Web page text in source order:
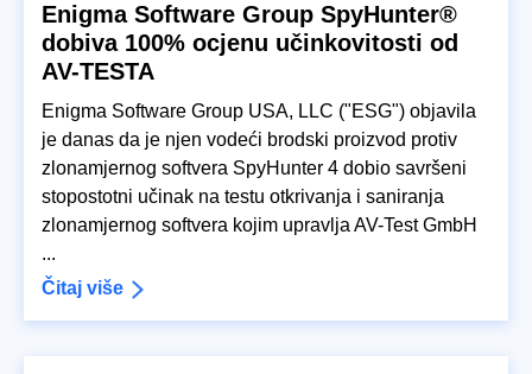
Enigma Software Group SpyHunter®
dobiva 100% ocjenu učinkovitosti od
AV-TESTA
Enigma Software Group USA, LLC ("ESG") objavila
je danas da je njen vodeći brodski proizvod protiv
zlonamjernog softvera SpyHunter 4 dobio savršeni
stopostotni učinak na testu otkrivanja i saniranja
zlonamjernog softvera kojim upravlja AV-Test GmbH
...
Čitaj više